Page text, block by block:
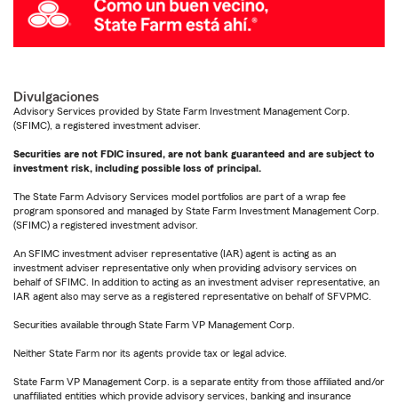
Divulgaciones
Advisory Services provided by State Farm Investment Management Corp.
(SFIMC), a registered investment adviser.
Securities are not FDIC insured, are not bank guaranteed and are subject to
investment risk, including possible loss of principal.
The State Farm Advisory Services model portfolios are part of a wrap fee
program sponsored and managed by State Farm Investment Management Corp.
(SFIMC) a registered investment advisor.
An SFIMC investment adviser representative (IAR) agent is acting as an
investment adviser representative only when providing advisory services on
behalf of SFIMC. In addition to acting as an investment adviser representative, an
IAR agent also may serve as a registered representative on behalf of SFVPMC.
Securities available through State Farm VP Management Corp.
Neither State Farm nor its agents provide tax or legal advice.
State Farm VP Management Corp. is a separate entity from those affiliated and/or
unaffiliated entities which provide advisory services, banking and insurance